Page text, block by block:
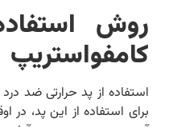
روش
کامفواستریپ
استفاده از پد حرارتی ضد درد
برای استفاده از این پد، در